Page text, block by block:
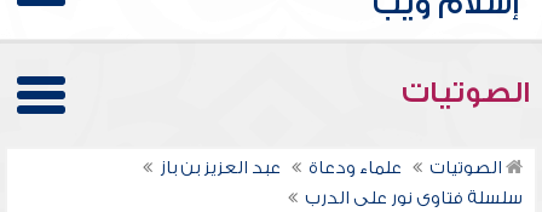
الصوتيات
الصوتيات علماء ودعاة
عبد العزيز بن باز
سلسلة فتاوى نور على الدرب